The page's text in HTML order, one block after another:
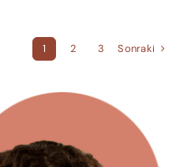
1 2 3 Sonraki